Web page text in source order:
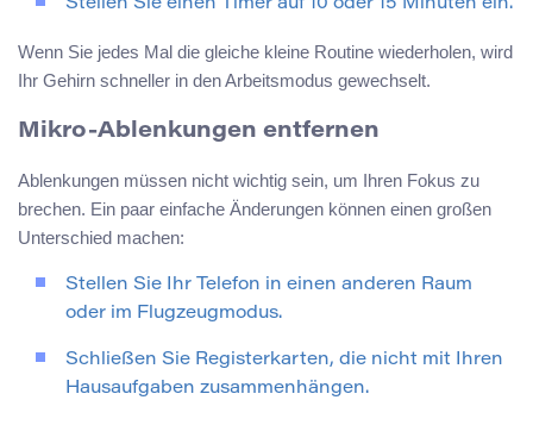
Stellen Sie einen Timer auf 10 oder 15 Minuten ein.
Wenn Sie jedes Mal die gleiche kleine Routine wiederholen, wird
Ihr Gehirn schneller in den Arbeitsmodus gewechselt.
Mikro-Ablenkungen entfernen
Ablenkungen müssen nicht wichtig sein, um Ihren Fokus zu
brechen. Ein paar einfache Änderungen können einen großen
Unterschied machen:
Stellen Sie Ihr Telefon in einen anderen Raum
oder im Flugzeugmodus.
Schließen Sie Registerkarten, die nicht mit Ihren
Hausaufgaben zusammenhängen.